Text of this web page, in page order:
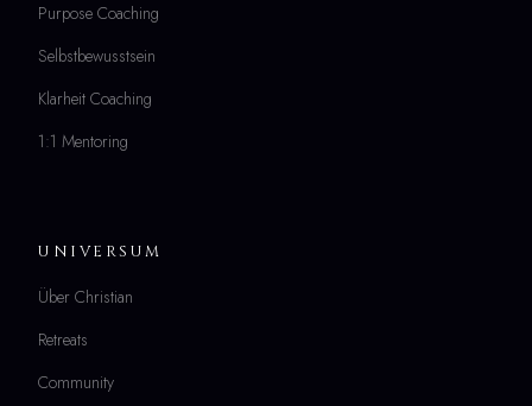
Purpose Coaching
Selbstbewusstsein
Klarheit Coaching
1:1 Mentoring
UNIVERSUM
Über Christian
Retreats
Community